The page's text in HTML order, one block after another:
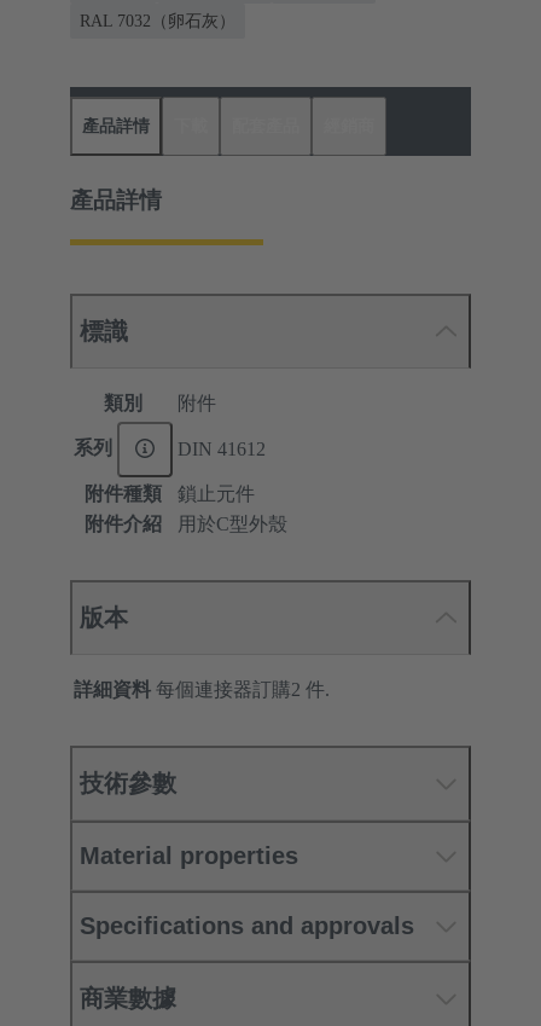
RAL 7032（卵石灰）
產品詳情
產品詳情
標識
類別 附件
系列 DIN 41612
附件種類
鎖止元件
附件介紹
用於C型外殼
版本
詳細資料 每個連接器訂購2 件.
技術參數
Material properties
Specifications and approvals
商業數據